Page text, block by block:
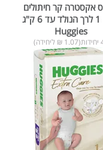
אקסטרה קר חיתולים
מידה 1 לרך הנולד עד 6 ק"ג
Huggies